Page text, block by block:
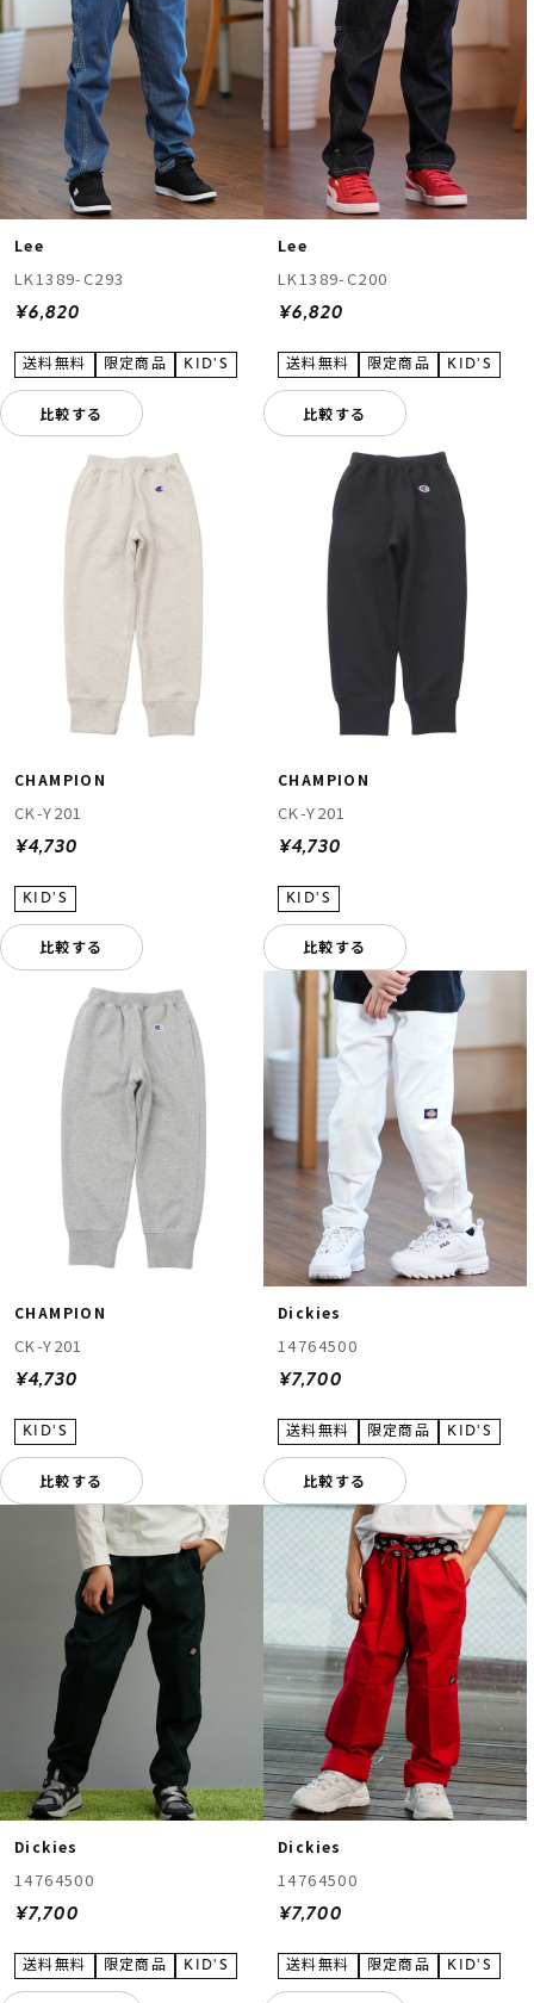
Lee
LK1389-C293
¥6,820
比較する
Lee
LK1389-C200
¥6,820
比較する
CHAMPION
CK-Y201
¥4,730
比較する
CHAMPION
CK-Y201
¥4,730
比較する
CHAMPION
CK-Y201
¥4,730
比較する
Dickies
14764500
¥7,700
比較する
Dickies
14764500
¥7,700
Dickies
14764500
¥7,700